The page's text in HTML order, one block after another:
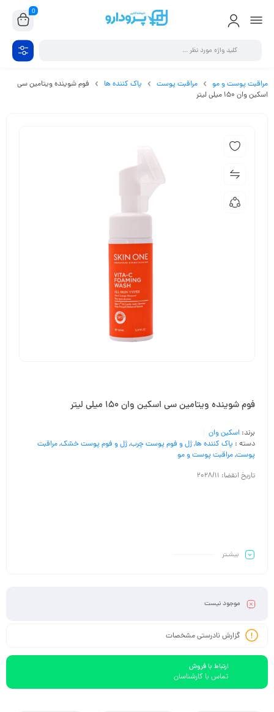
0
مراقبت پوست و مو مراقبت پوست پاک کننده ها
فوم شوینده ویتامین سی
اسکین وان 150 میلی لیتر
فوم شوینده ویتامین سی اسکین وان 150 میلی لیتر
برند: اسکین وان
دسته : پاک کننده ها,ژل و فوم پوست چرب,ژل و فوم پوست خشک,مراقبت
پوست,مراقبت پوست و مو
تاریخ انقضا: 2028/11
بیشـتر
موجود نیست
گزارش نادرستی مشخصات
ارتباط با فروش
تماس با کارشناسان